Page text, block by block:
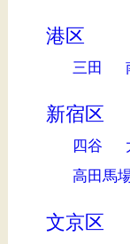
港区
三田
新宿区
四谷
高田馬
文京区